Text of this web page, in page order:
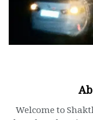
Welcome to